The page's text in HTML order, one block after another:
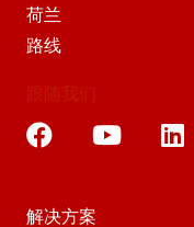
荷兰
路线
跟随我们
解决方案